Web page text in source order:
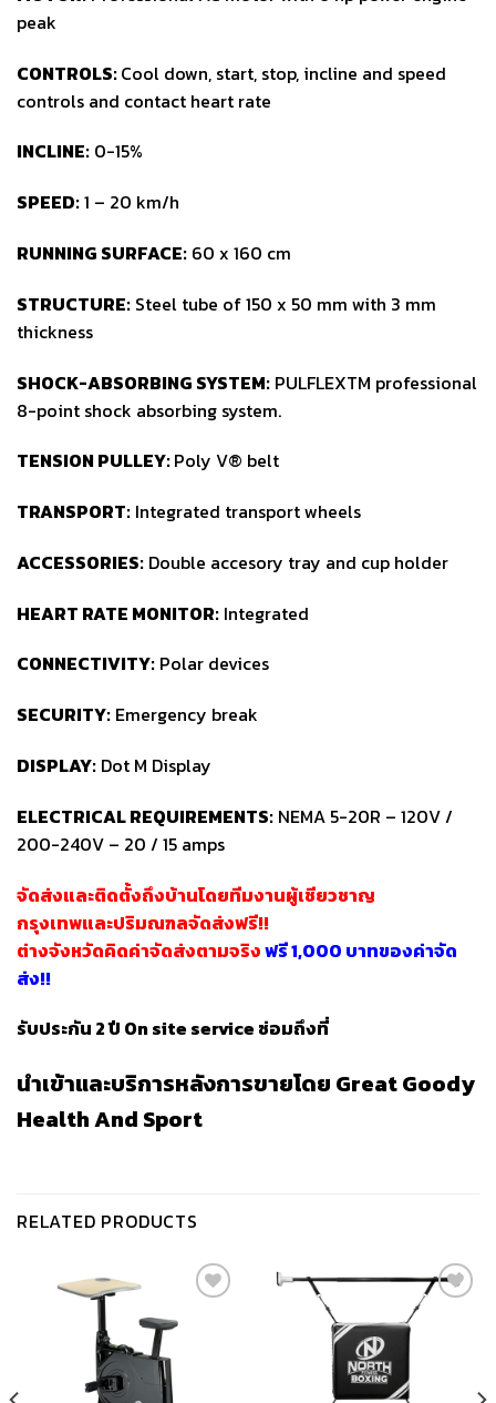
peak
CONTROLS:Cool down, start, stop, incline and speed
controls and contact heart rate
INCLINE: 0-15%
SPEED:1 – 20 km/h
RUNNING SURFACE: 60 x 160 cm
STRUCTURE: Steel tube of 150 x 50 mm with 3 mm
thickness
SHOCK-ABSORBING SYSTEM: PULFLEXTM professional
8-point shock absorbing system.
TENSION PULLEY:Poly V® belt
TRANSPORT: Integrated transport wheels
ACCESSORIES: Double accesory tray and cup holder
HEART RATE MONITOR: Integrated
CONNECTIVITY: Polar devices
SECURITY: Emergency break
DISPLAY: Dot M Display
ELECTRICAL REQUIREMENTS: NEMA 5-20R – 120V /
200-240V – 20 / 15 amps
จัดส่งและติดตั้งถึงบ้านโดยทีมงานผู้เชียวชาญ
กรุงเทพและปริมณฑลจัดส่งฟรี!!
ต่างจังหวัดคิดค่าจัดส่งตามจริงฟรี 1,000 บาทของค่าจัด
ส่ง!!
รับประกัน 2 ปี On site service ซ่อมถึงที่​
นำเข้าและบริการหลังการขายโดย Great Goody
Health And Sport
RELATED PRODUCTS